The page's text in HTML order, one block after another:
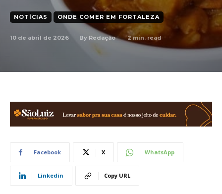
NOTÍCIAS ONDE COMER EM FORTALEZA
10 de abril de 2026 By Redação 2min. read
Facebook X WhatsApp
Linkedin Copy URL